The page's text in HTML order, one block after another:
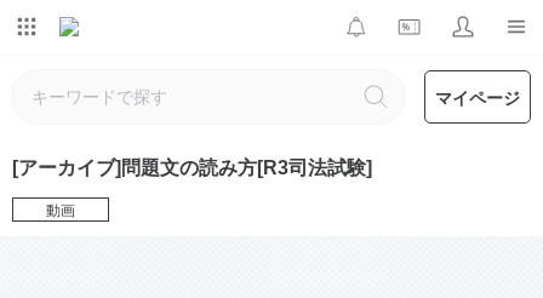
マイページ
[アーカイブ]問題文の読み方[R3司法試験]
動画